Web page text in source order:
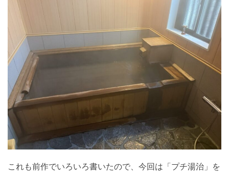
これも前作でいろいろ書いたので、今回は「プチ湯治」を